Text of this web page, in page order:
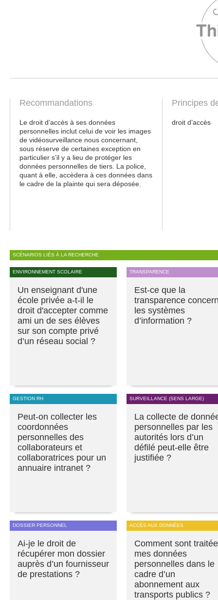
Recommandations
Le droit d’accès à ses données
personnelles inclut celui de voir les images
de vidéosurveillance nous concernant,
sous réserve de certaines exception en
particulier s’il y a lieu de protéger les
données personnelles de tiers. La police,
quant à elle, accèdera à ces données dans
le cadre de la plainte qui sera déposée.
Principes
droit d’accès
SCÉNARIOS LIÉS À LA RECHERCHE
ENVIRONNEMENT SCOLAIRE
Un enseignant d'une
école privée a-t-il le
droit d'accepter comme
ami un de ses élèves
sur son compte privé
d’un réseau social ?
TRANSPARENCE
Est-ce que la
transparence
les systèmes
d’information ?
GESTION RH
Peut-on collecter les
coordonnées
personnelles des
collaborateurs et
collaboratrices pour un
annuaire intranet ?
SURVEILLANCE (SENS LARGE)
La collecte de
personnelles par les
autorités lors d’un
défilé peut-elle être
justifiée ?
DOSSIER PERSONNEL
Ai-je le droit de
récupérer mon dossier
auprès d’un fournisseur
de prestations ?
ACCÈS AUX DONNÉES
Comment sont
mes données
personnelles dans le
cadre d’un
abonnement aux
transports publics ?